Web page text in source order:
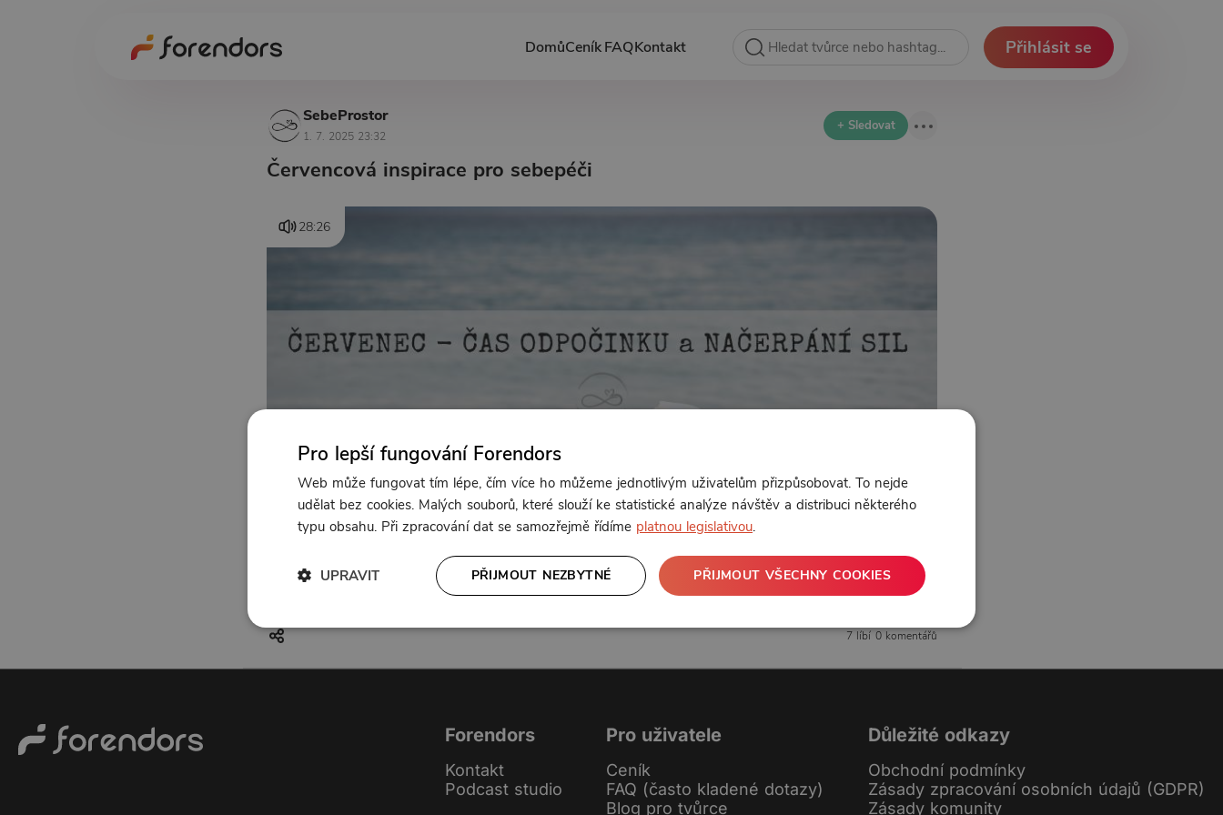
DomůCeníkFAQKontakt Přihlásit se
SebeProstor
1. 7. 2025 23:32
+ Sledovat
Červencová inspirace pro sebepéči
28:26
Od 142 Kč měsíčně nebo 69 Kč jednorázově
Zřídit předplatné Koupit příspěvek
7 líbí 0 komentářů
Forendors
Kontakt
Podcast studio
Pro uživatele
Ceník
FAQ (často kladené dotazy)
Blog pro tvůrce
Důležité odkazy
Obchodní podmínky
Zásady zpracování osobních údajů (GDPR)
Zásady komunity
Pro lepší fungování Forendors
Web může fungovat tím lépe, čím více ho můžeme jednotlivým uživatelům přizpůsobovat. To nejde
udělat bez cookies. Malých souborů, které slouží ke statistické analýze návštěv a distribuci některého
typu obsahu. Při zpracování dat se samozřejmě řídíme platnou legislativou.
PŘIJMOUT VŠECHNY COOKIES
PŘIJMOUT NEZBYTNÉ
UPRAVIT